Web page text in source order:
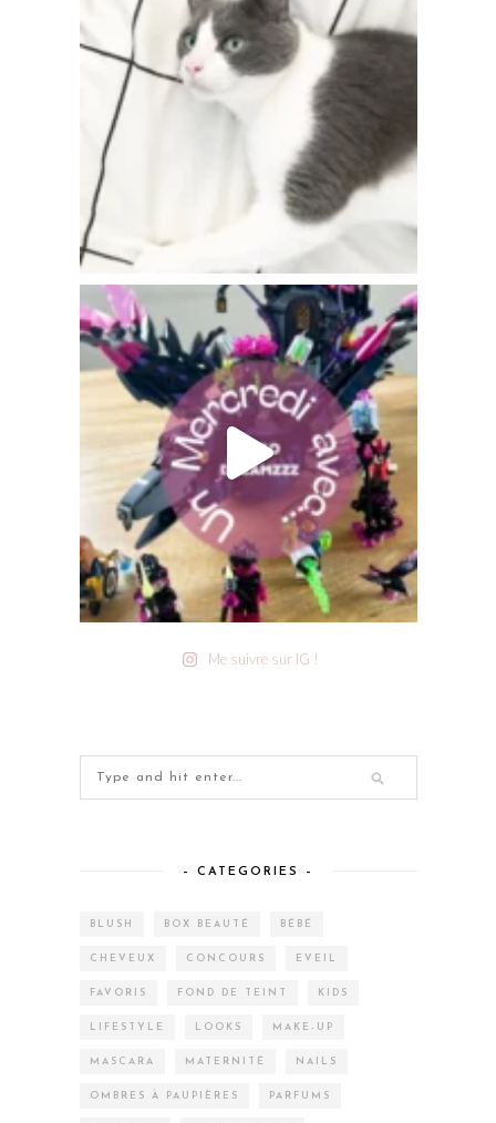
Me suivre sur IG !
– CATEGORIES –
BLUSH BOX BEAUTÉ BÉBÉ
CHEVEUX CONCOURS EVEIL
FAVORIS FOND DE TEINT KIDS
LIFESTYLE LOOKS MAKE-UP
MASCARA MATERNITÉ NAILS
OMBRES À PAUPIÈRES PARFUMS